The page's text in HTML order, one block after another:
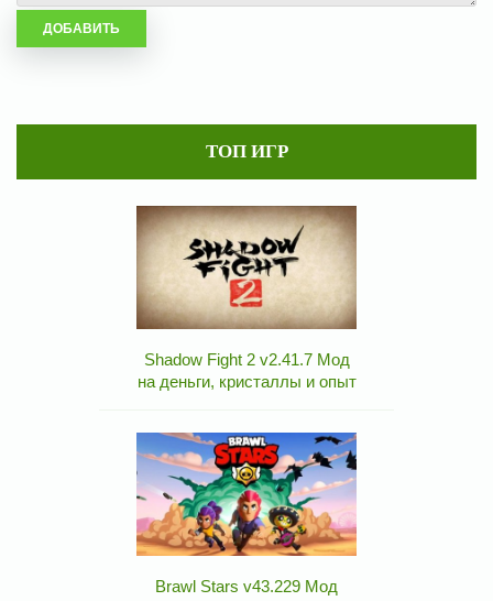
ТОП ИГР
Shadow Fight 2 v2.41.7 Мод
на деньги, кристаллы и опыт
Brawl Stars v43.229 Мод